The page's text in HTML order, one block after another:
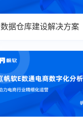
数据仓库建设解决方案